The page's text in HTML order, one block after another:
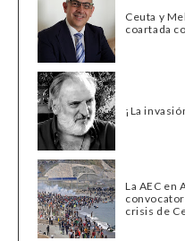
Ceuta y
coartada
¡La
La AEC en
crisis de